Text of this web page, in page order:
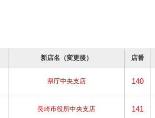
新店名（変更後） 店番
県庁中央支店 140
長崎市役所中央支店 141